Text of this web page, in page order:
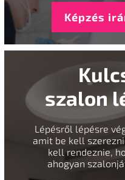
Képzés
szalon
Lépésről lépésre
amit be kell
kell rendeznie,
ahogyan